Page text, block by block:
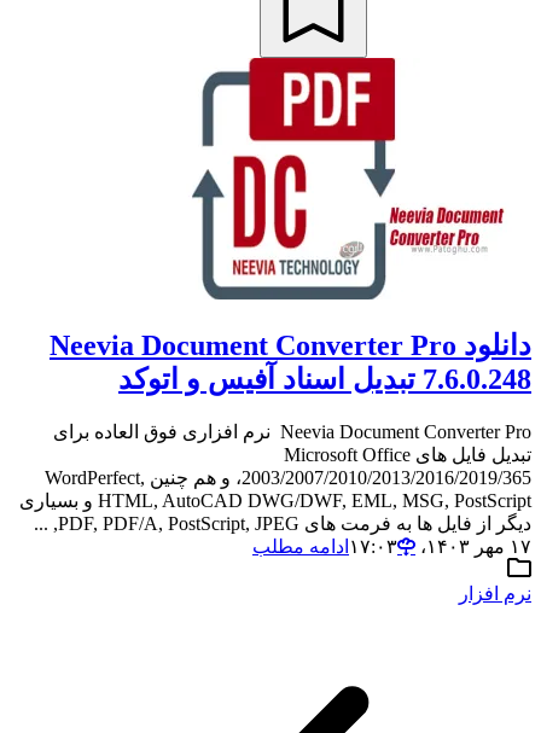
دانلود Neevia Document Converter Pro
7.6.0.248 تبدیل اسناد آفیس و اتوکد
Neevia Document Converter Pro نرم افزاری فوق العاده برای
تبدیل فایل های Microsoft Office
2003/2007/2010/2013/2016/2019/365، و هم چنین WordPerfect,
HTML, AutoCAD DWG/DWF, EML, MSG, PostScript و بسیاری
دیگر از فایل ها به فرمت های PDF, PDF/A, PostScript, JPEG, ...
۱۷ مهر ۱۴۰۳،‏ ۱۷:۰۳
ادامه مطلب
نرم افزار